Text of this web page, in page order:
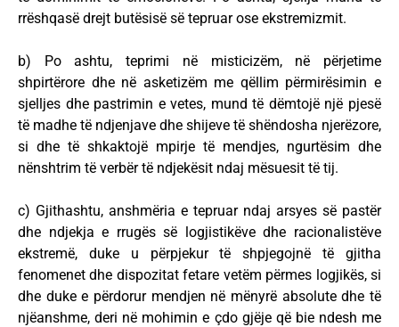
rrëshqasë drejt butësisë së tepruar ose ekstremizmit.
b) Po ashtu, teprimi në misticizëm, në përjetime
shpirtërore dhe në asketizëm me qëllim përmirësimin e
sjelljes dhe pastrimin e vetes, mund të dëmtojë një pjesë
të madhe të ndjenjave dhe shijeve të shëndosha njerëzore,
si dhe të shkaktojë mpirje të mendjes, ngurtësim dhe
nënshtrim të verbër të ndjekësit ndaj mësuesit të tij.
c) Gjithashtu, anshmëria e tepruar ndaj arsyes së pastër
dhe ndjekja e rrugës së logjistikëve dhe racionalistëve
ekstremë, duke u përpjekur të shpjegojnë të gjitha
fenomenet dhe dispozitat fetare vetëm përmes logjikës, si
dhe duke e përdorur mendjen në mënyrë absolute dhe të
njëanshme, deri në mohimin e çdo gjëje që bie ndesh me